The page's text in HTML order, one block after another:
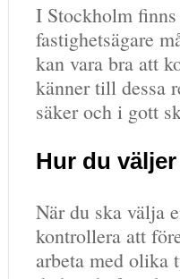
I Stockholm
fastighetsägare
kan vara bra att
känner till dessa
säker och i gott
Hur du
När du ska välja
kontrollera att
arbeta med olika